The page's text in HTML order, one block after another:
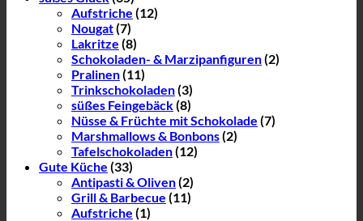
Aufstriche (12)
Nougat(7)
Lakritze (8)
Schokoladen- & Marzipanfiguren(2)
Pralinen(11)
Trinkschokoladen(3)
süßes Feingebäck(8)
Nüsse & Früchte mit Schokolade (7)
Marshmallows & Bonbons(2)
Tafelschokoladen(12)
Gute Küche (33)
Antipasti & Oliven(2)
Grill & Barbecue (11)
Aufstriche (1)